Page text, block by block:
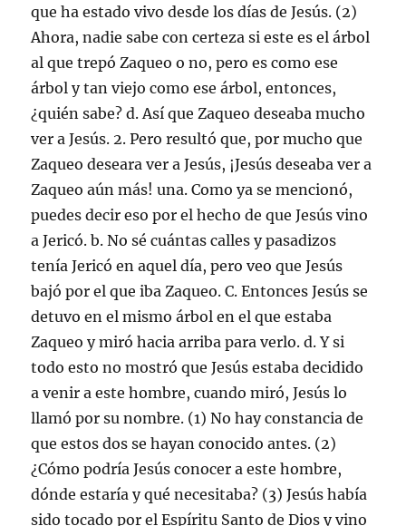
que ha estado vivo desde los días de Jesús. (2)
Ahora, nadie sabe con certeza si este es el árbol
al que trepó Zaqueo o no, pero es como ese
árbol y tan viejo como ese árbol, entonces,
¿quién sabe? d. Así que Zaqueo deseaba mucho
ver a Jesús. 2. Pero resultó que, por mucho que
Zaqueo deseara ver a Jesús, ¡Jesús deseaba ver a
Zaqueo aún más! una. Como ya se mencionó,
puedes decir eso por el hecho de que Jesús vino
a Jericó. b. No sé cuántas calles y pasadizos
tenía Jericó en aquel día, pero veo que Jesús
bajó por el que iba Zaqueo. C. Entonces Jesús se
detuvo en el mismo árbol en el que estaba
Zaqueo y miró hacia arriba para verlo. d. Y si
todo esto no mostró que Jesús estaba decidido
a venir a este hombre, cuando miró, Jesús lo
llamó por su nombre. (1) No hay constancia de
que estos dos se hayan conocido antes. (2)
¿Cómo podría Jesús conocer a este hombre,
dónde estaría y qué necesitaba? (3) Jesús había
sido tocado por el Espíritu Santo de Dios y vino